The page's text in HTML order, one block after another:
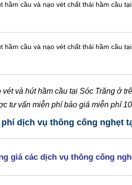
hầm cầu và nạo vét chất thải hầm cầu
hầm cầu và nạo vét chất thải hầm cầu
vét và hút hầm cầu tại Sóc Trăng ở
tư vấn miễn phí báo giá miễn phí
dịch vụ thông cống nghẹt
giá các dịch vụ thông cống